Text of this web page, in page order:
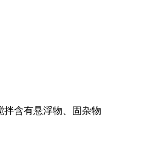
含有悬浮物、固杂物